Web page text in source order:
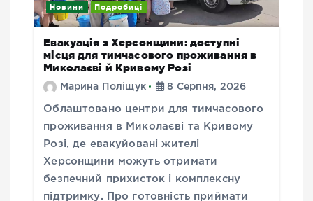
Новини Подробиці
Евакуація з Херсонщини: доступні
місця для тимчасового проживання в
Миколаєві й Кривому Розі
Марина Поліщук 8 Серпня, 2026
Облаштовано центри для тимчасового
проживання в Миколаєві та Кривому
Розі, де евакуйовані жителі
Херсонщини можуть отримати
безпечний прихисток і комплексну
підтримку. Про готовність приймати